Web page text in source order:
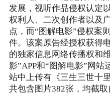
发展，视听作品侵权认定
权利人、二次创作者以及
点，而“图解电影”侵权案
件。该案原告经授权获得
的独家信息网络传播权和
影”APP和“图解电影”网站
站中上传有《三生三世十
共包含图片382张，均截